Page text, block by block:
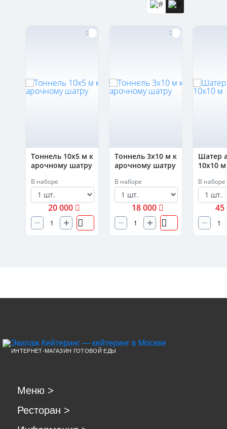
Тоннель 10х5 м к
арочному шатру
В наборе
20 000
Тоннель 3х10 м к
арочному шатру
В наборе
18 000
Шатер
10х10 м
В наборе
ИНТЕРНЕТ-МАГАЗИН ГОТОВОЙ ЕДЫ
Меню >
Ресторан >